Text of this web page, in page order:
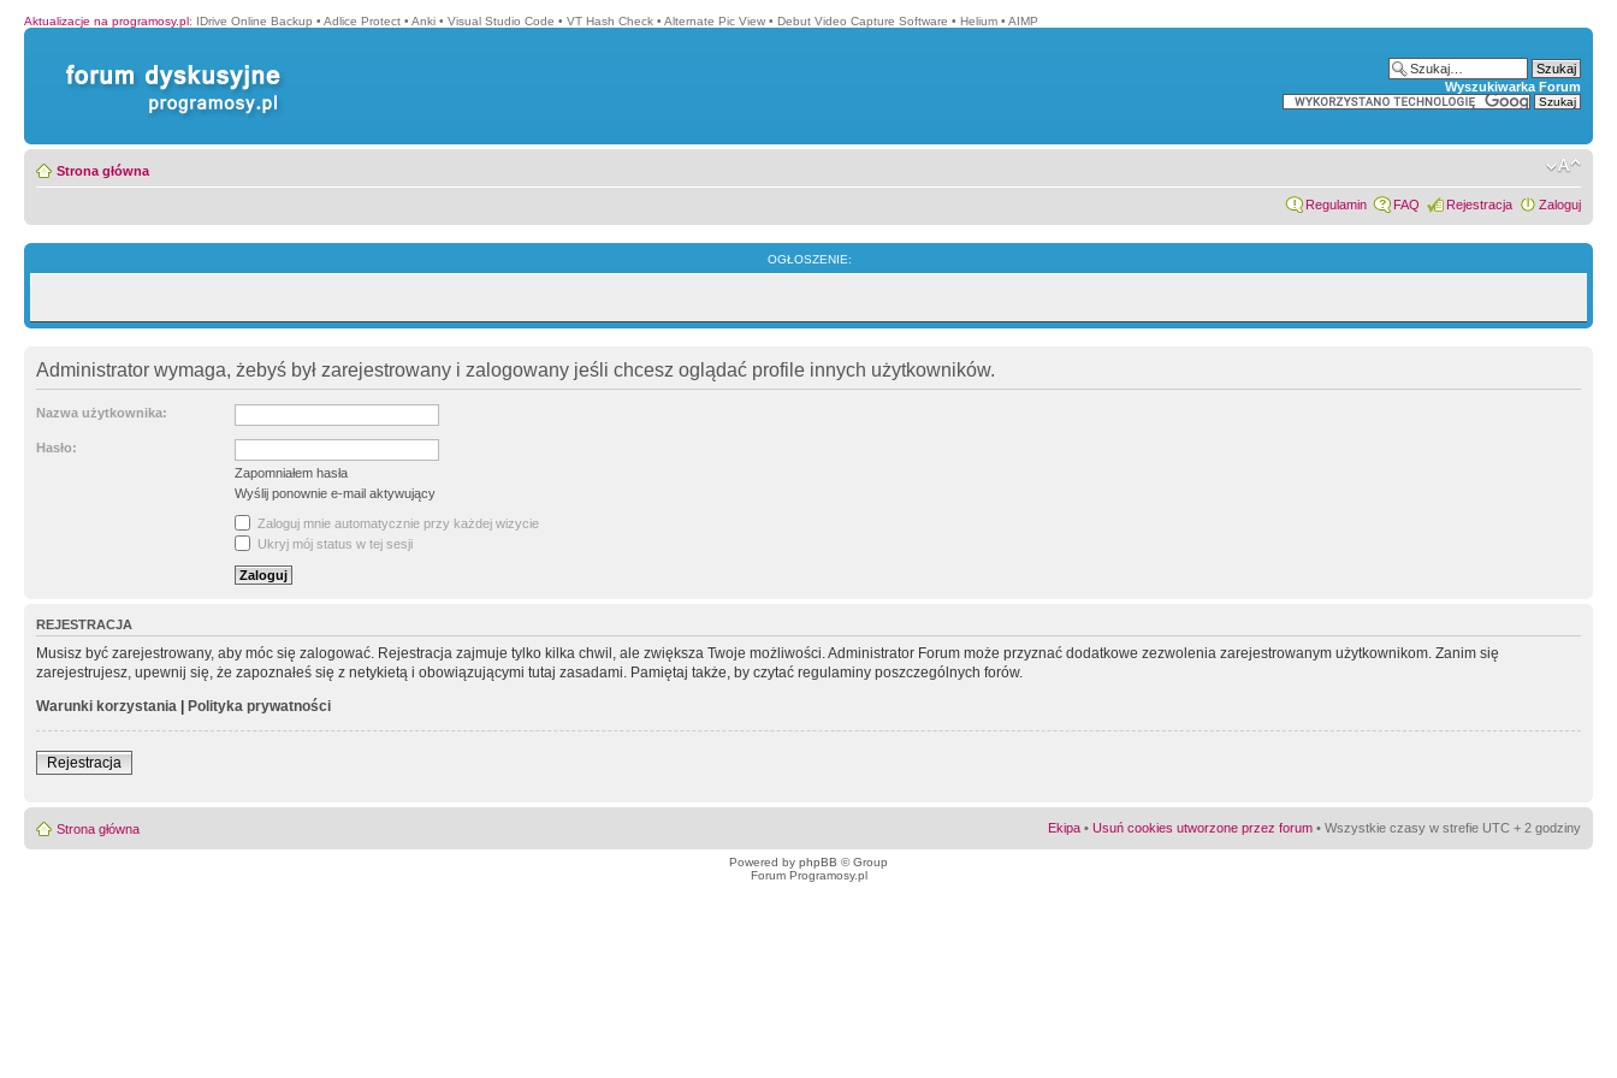
Aktualizacje na programosy.pl: IDrive Online Backup • Adlice Protect • Anki • Visual Studio Code • VT Hash Check • Alternate Pic View • Debut Video Capture Software • Helium • AIMP
Wyszukiwarka Forum
Strona główna
Regulamin FAQ Rejestracja Zaloguj
OGŁOSZENIE:
Administrator wymaga, żebyś był zarejestrowany i zalogowany jeśli chcesz oglądać profile innych użytkowników.
Nazwa użytkownika:
Hasło:
Zapomniałem hasła
Wyślij ponownie e-mail aktywujący
Zaloguj mnie automatycznie przy każdej wizycie
Ukryj mój status w tej sesji
REJESTRACJA
Musisz być zarejestrowany, aby móc się zalogować. Rejestracja zajmuje tylko kilka chwil, ale zwiększa Twoje możliwości. Administrator Forum może przyznać dodatkowe zezwolenia zarejestrowanym użytkownikom. Zanim się
zarejestrujesz, upewnij się, że zapoznałeś się z netykietą i obowiązującymi tutaj zasadami. Pamiętaj także, by czytać regulaminy poszczególnych forów.
Warunki korzystania | Polityka prywatności
Rejestracja
Strona główna Ekipa • Usuń cookies utworzone przez forum • Wszystkie czasy w strefie UTC + 2 godziny
Powered by phpBB © Group
Forum Programosy.pl